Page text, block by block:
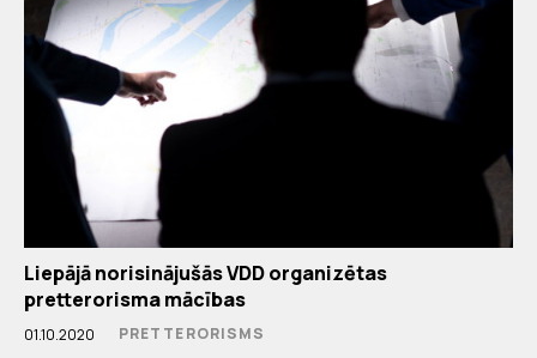
Liepājā norisinājušās VDD organizētas
pretterorisma mācības
01.10.2020 PRETTERORISMS